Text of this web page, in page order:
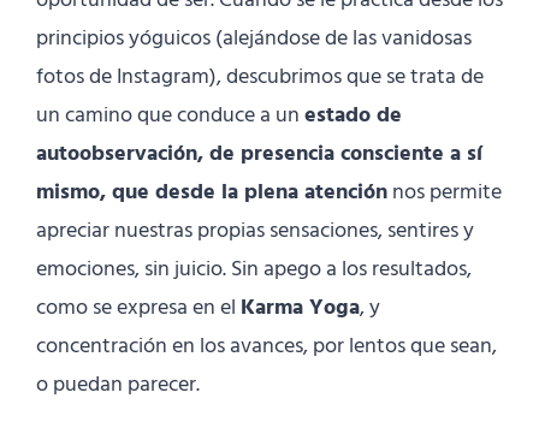
principios yóguicos (alejándose de las vanidosas
fotos de Instagram), descubrimos que se trata de
un camino que conduce a unestado de
autoobservación, de presencia consciente a sí
mismo, que desde la plena atenciónnos permite
apreciar nuestras propias sensaciones, sentires y
emociones, sin juicio. Sin apego a los resultados,
como se expresa en el Karma Yoga, y
concentración en los avances, por lentos que sean,
o puedan parecer.